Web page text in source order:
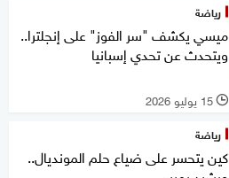
رياضة
ميسي يكشف "سر الفوز" على إنجلترا..
ويتحدث عن تحدي إسبانيا
l 15 يوليو 2026
رياضة
كين يتحسر على ضياع حلم المونديال..